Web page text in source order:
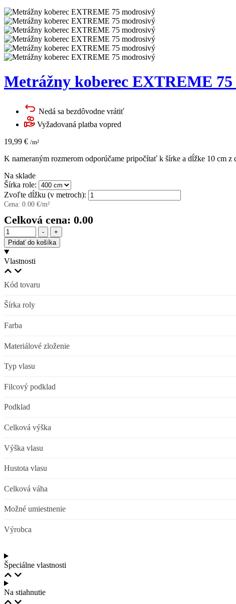
Metrážny koberec EXTREME
Nedá sa bezdôvodne vrátiť
Vyžadovaná platba vopred
19,99 € /m²
K nameraným rozmerom odporúčame pripočítať k šírke a dĺžke 10 cm z
Na sklade
Šírka role:
Zvoľte dĺžku (v metroch):
Cena: 0.00 €/m²
Celková cena: 0.00
Množstvo -
+
Pridať do košíka
Vlastnosti
Kód tovaru
Šírka roly
Farba
Materiálové zloženie
Typ vlasu
Filcový podklad
Podklad
Celková výška
Výška vlasu
Hustota vlasu
Celková váha
Možné umiestnenie
Výrobca
Špeciálne vlastnosti
Na stiahnutie